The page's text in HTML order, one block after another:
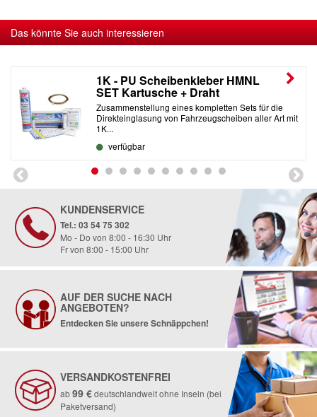
Das könnte Sie auch interessieren
1K - PU Scheibenkleber HMNL
SET Kartusche + Draht
Zusammenstellung eines kompletten Sets für die
Direkteinglasung von Fahrzeugscheiben aller Art mit
1K...
verfügbar
KUNDENSERVICE
Tel.: 03 54 75 302
Mo - Do von 8:00 - 16:30 Uhr
Fr von 8:00 - 15:00 Uhr
AUF DER SUCHE NACH
ANGEBOTEN?
Entdecken Sie unsere Schnäppchen!
VERSANDKOSTENFREI
ab99 €deutschlandweit ohne Inseln (bei
Paketversand)